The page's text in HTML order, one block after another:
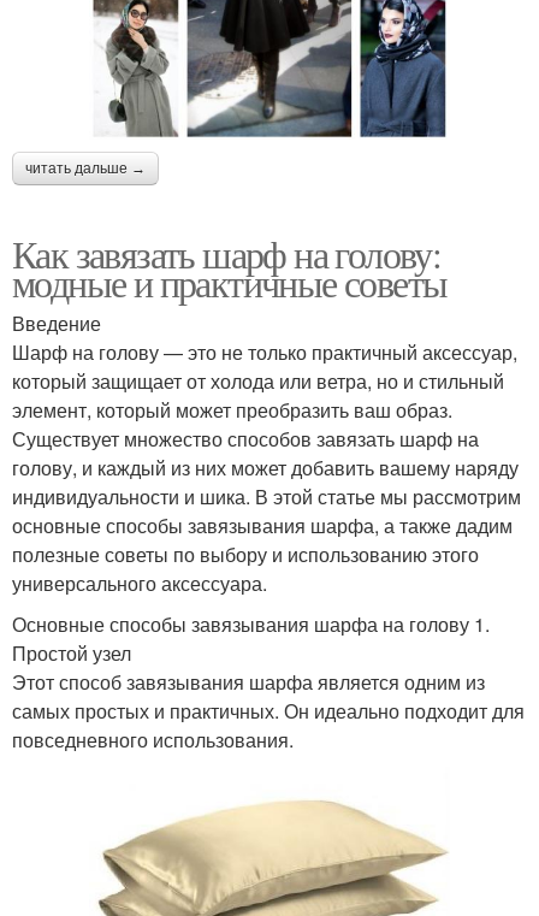
читать дальше →
Как завязать шарф на голову:
модные и практичные советы
Введение
Шарф на голову — это не только практичный аксессуар,
который защищает от холода или ветра, но и стильный
элемент, который может преобразить ваш образ.
Существует множество способов завязать шарф на
голову, и каждый из них может добавить вашему наряду
индивидуальности и шика. В этой статье мы рассмотрим
основные способы завязывания шарфа, а также дадим
полезные советы по выбору и использованию этого
универсального аксессуара.
Основные способы завязывания шарфа на голову 1.
Простой узел
Этот способ завязывания шарфа является одним из
самых простых и практичных. Он идеально подходит для
повседневного использования.